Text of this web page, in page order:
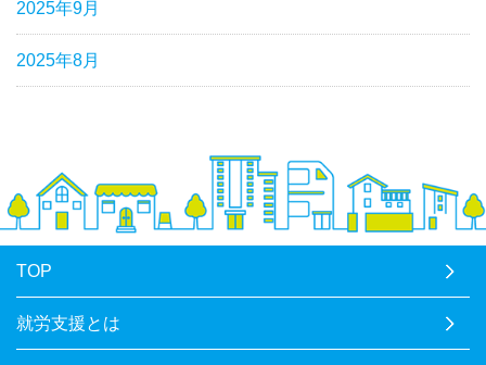
2025年9月
2025年8月
TOP
就労支援とは